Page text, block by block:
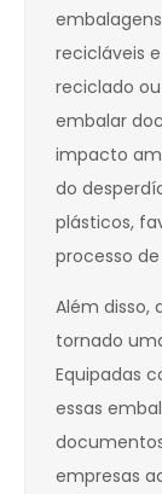
recicláveis
reciclado
embalar
impacto
do
plásticos,
processo
Além disso,
tornado
Equipadas
essas
empresas